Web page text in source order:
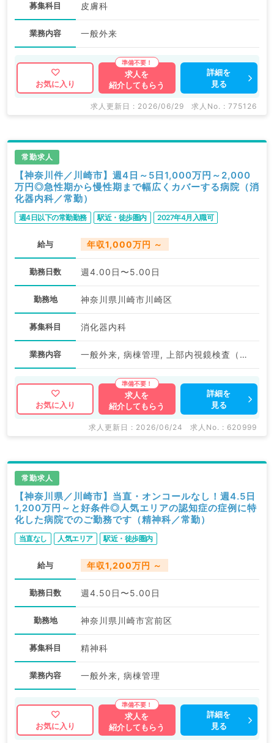
募集科目 皮膚科
業務内容 一般外来
お気に入り
求人を
紹介してもらう
詳細を
見る
求人更新日 : 2026/06/29 求人No. : 775126
常勤求人
【神奈川件／川崎市】週4日～5日1,000万円～2,000
万円◎急性期から慢性期まで幅広くカバーする病院（消
化器内科／常勤）
週4日以下の常勤勤務 駅近・徒歩圏内 2027年4月入職可
給与 年収1,000万円 ～
勤務日数 週4.00日〜5.00日
勤務地 神奈川県川崎市川崎区
募集科目 消化器内科
業務内容 一般外来, 病棟管理, 上部内視鏡検査（ＧＦ）, 下部内視鏡検査（ＣＦ）
お気に入り
求人を
紹介してもらう
詳細を
見る
求人更新日 : 2026/06/24 求人No. : 620999
常勤求人
【神奈川県／川崎市】当直・オンコールなし！週4.5日
1,200万円～と好条件◎人気エリアの認知症の症例に特
化した病院でのご勤務です（精神科／常勤）
当直なし 人気エリア 駅近・徒歩圏内
給与 年収1,200万円 ～
勤務日数 週4.50日〜5.00日
勤務地 神奈川県川崎市宮前区
募集科目 精神科
業務内容 一般外来, 病棟管理
お気に入り
求人を
紹介してもらう
詳細を
見る